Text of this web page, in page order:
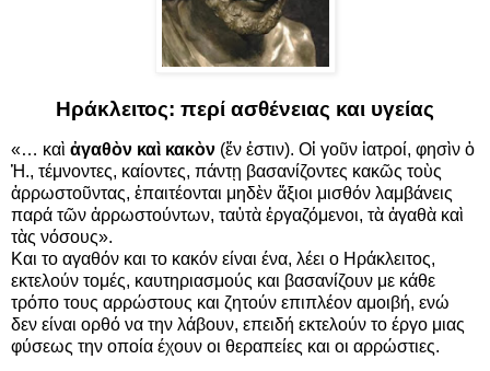
Ηράκλειτος: περί ασθένειας και υγείας
«… καὶ ἀγαθὸν καὶ κακὸν (ἕν ἐστιν). Οἱ γοῦν ἰατροί, φησὶν ὁ
Ἡ., τέμνοντες, καίοντες, πάντῃ βασανίζοντες κακῶς τοὺς
ἀρρωστοῦντας, ἐπαιτέονται μηδὲν ἄξιοι μισθόν λαμβάνεις
παρά τῶν ἀρρωστούντων, ταὐτὰ ἐργαζόμενοι, τὰ ἀγαθὰ καὶ
τὰς νόσους».
Και το αγαθόν και το κακόν είναι ένα, λέει ο Ηράκλειτος,
εκτελούν τομές, καυτηριασμούς και βασανίζουν με κάθε
τρόπο τους αρρώστους και ζητούν επιπλέον αμοιβή, ενώ
δεν είναι ορθό να την λάβουν, επειδή εκτελούν το έργο μιας
φύσεως την οποία έχουν οι θεραπείες και οι αρρώστιες.